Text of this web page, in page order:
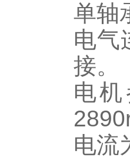
单轴
电气
接。
电
电流